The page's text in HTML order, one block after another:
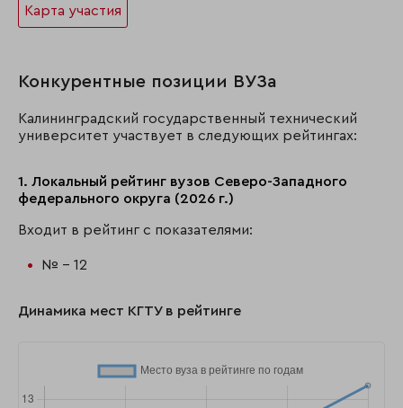
Карта участия
Конкурентные позиции ВУЗа
Калининградский государственный технический
университет участвует в следующих рейтингах:
1. Локальный рейтинг вузов Северо-Западного
федерального округа (2026 г.)
Входит в рейтинг с показателями:
№ - 12
Динамика мест КГТУ в рейтинге